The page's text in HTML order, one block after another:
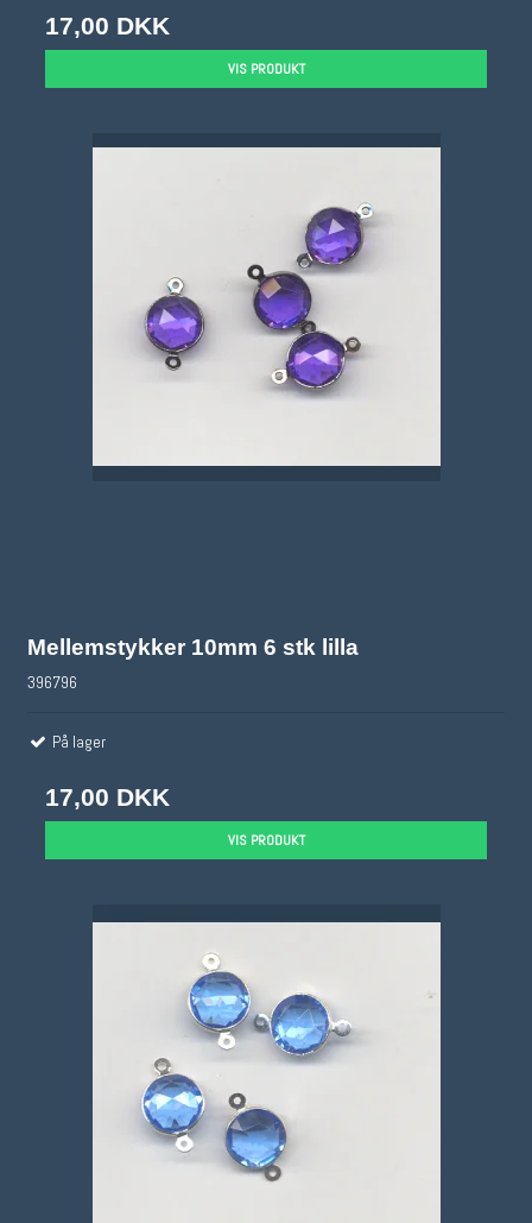
17,00 DKK
VIS PRODUKT
Mellemstykker 10mm 6 stk lilla
396796
På lager
17,00 DKK
VIS PRODUKT